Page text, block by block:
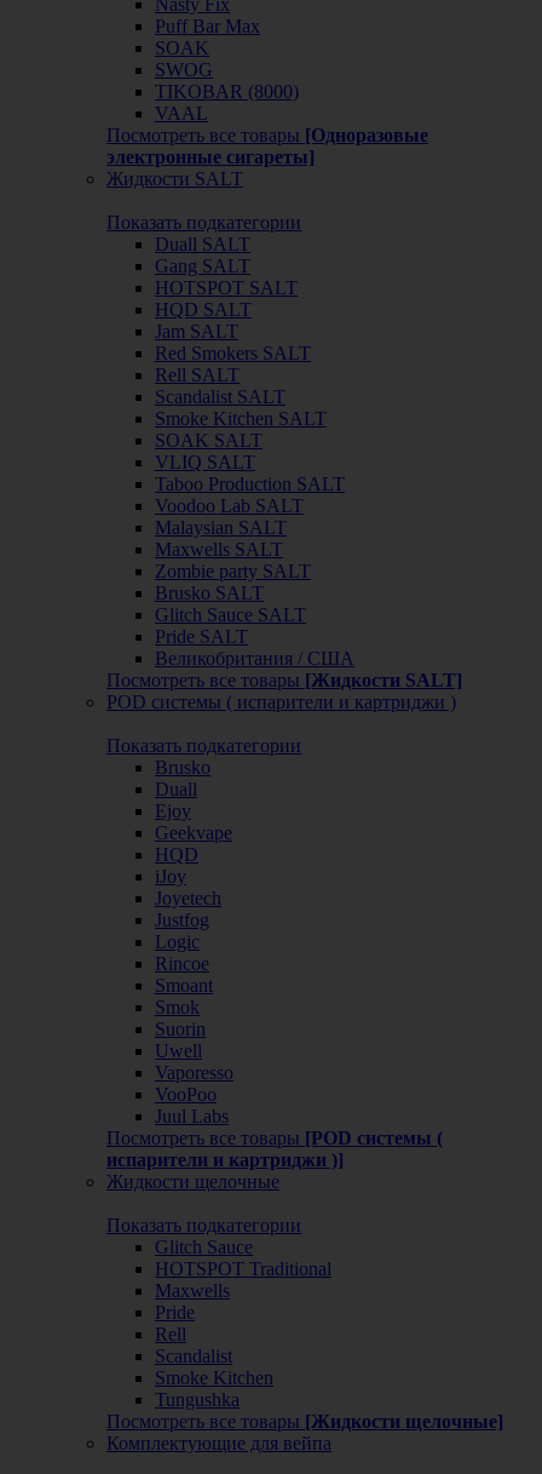
Puff Bar Max
SOAK
SWOG
TIKOBAR (8000)
VAAL
Посмотреть все товары [Одноразовые
электронные сигареты]
Жидкости SALT
Показать подкатегории
Duall SALT
Gang SALT
HOTSPOT SALT
HQD SALT
Jam SALT
Red Smokers SALT
Rell SALT
Scandalist SALT
Smoke Kitchen SALT
SOAK SALT
VLIQ SALT
Taboo Production SALT
Voodoo Lab SALT
Malaysian SALT
Maxwells SALT
Zombie party SALT
Brusko SALT
Glitch Sauce SALT
Pride SALT
Великобритания / США
Посмотреть все товары [Жидкости SALT]
POD системы ( испарители и картриджи )
Показать подкатегории
Brusko
Duall
Ejoy
Geekvape
HQD
iJoy
Joyetech
Justfog
Logic
Rincoe
Smoant
Smok
Suorin
Uwell
Vaporesso
VooPoo
Juul Labs
Посмотреть все товары [POD системы (
испарители и картриджи )]
Жидкости щелочные
Показать подкатегории
Glitch Sauce
HOTSPOT Traditional
Maxwells
Pride
Rell
Scandalist
Smoke Kitchen
Tungushka
Посмотреть все товары [Жидкости щелочные]
Комплектующие для вейпа